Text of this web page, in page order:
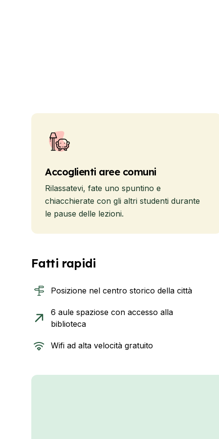
Accoglienti aree comuni
Rilassatevi, fate uno spuntino e
chiacchierate con gli altri studenti durante
le pause delle lezioni.
Fatti rapidi
Posizione nel centro storico della città
6 aule spaziose con accesso alla
biblioteca
Wifi ad alta velocità gratuito